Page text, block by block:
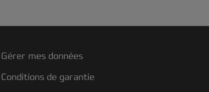
Gérer mes données
Conditions de garantie